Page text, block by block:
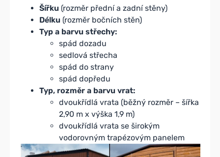
Šířku (rozměr přední a zadní stěny)
Délku (rozměr bočních stěn)
Typ a barvu střechy:
spád dozadu
sedlová střecha
spád do strany
spád dopředu
Typ, rozměr a barvu vrat:
dvoukřídlá vrata (běžný rozměr – šířka
2,90 m x výška 1,9 m)
dvoukřídlá vrata se širokým
vodorovným trapézovým panelem